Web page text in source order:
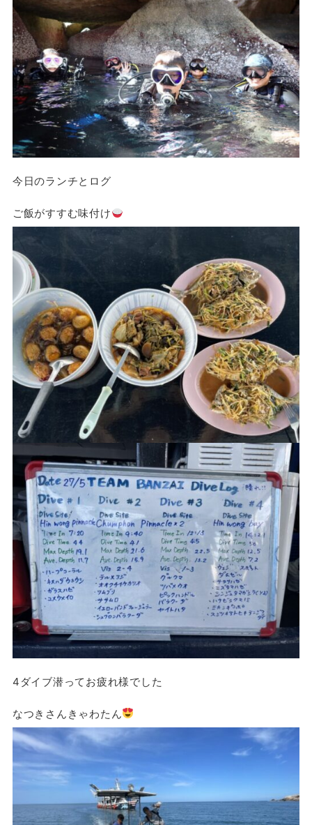
今日のランチとログ
ご飯がすすむ味付け
4ダイブ潜ってお疲れ様でした
なつきさんきゃわたん